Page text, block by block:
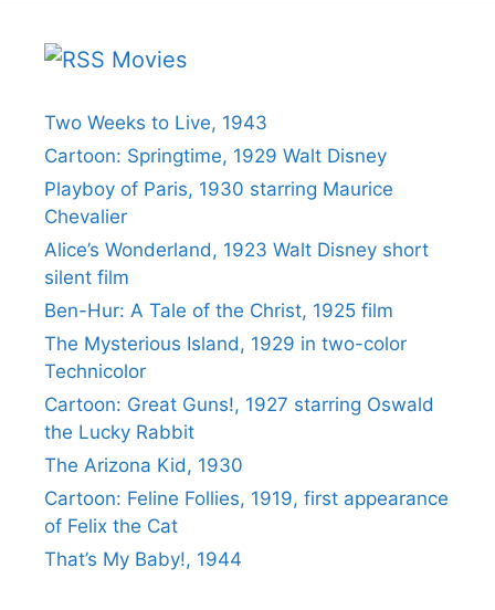
Movies
Two Weeks to Live, 1943
Cartoon: Springtime, 1929 Walt Disney
Playboy of Paris, 1930 starring Maurice
Chevalier
Alice’s Wonderland, 1923 Walt Disney short
silent film
Ben-Hur: A Tale of the Christ, 1925 film
The Mysterious Island, 1929 in two-color
Technicolor
Cartoon: Great Guns!, 1927 starring Oswald
the Lucky Rabbit
The Arizona Kid, 1930
Cartoon: Feline Follies, 1919, first appearance
of Felix the Cat
That’s My Baby!, 1944